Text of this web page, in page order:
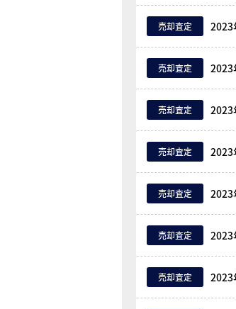
売却査定 2023
売却査定 2023
売却査定 2023
売却査定 2023
売却査定 2023
売却査定 2023
売却査定 2023